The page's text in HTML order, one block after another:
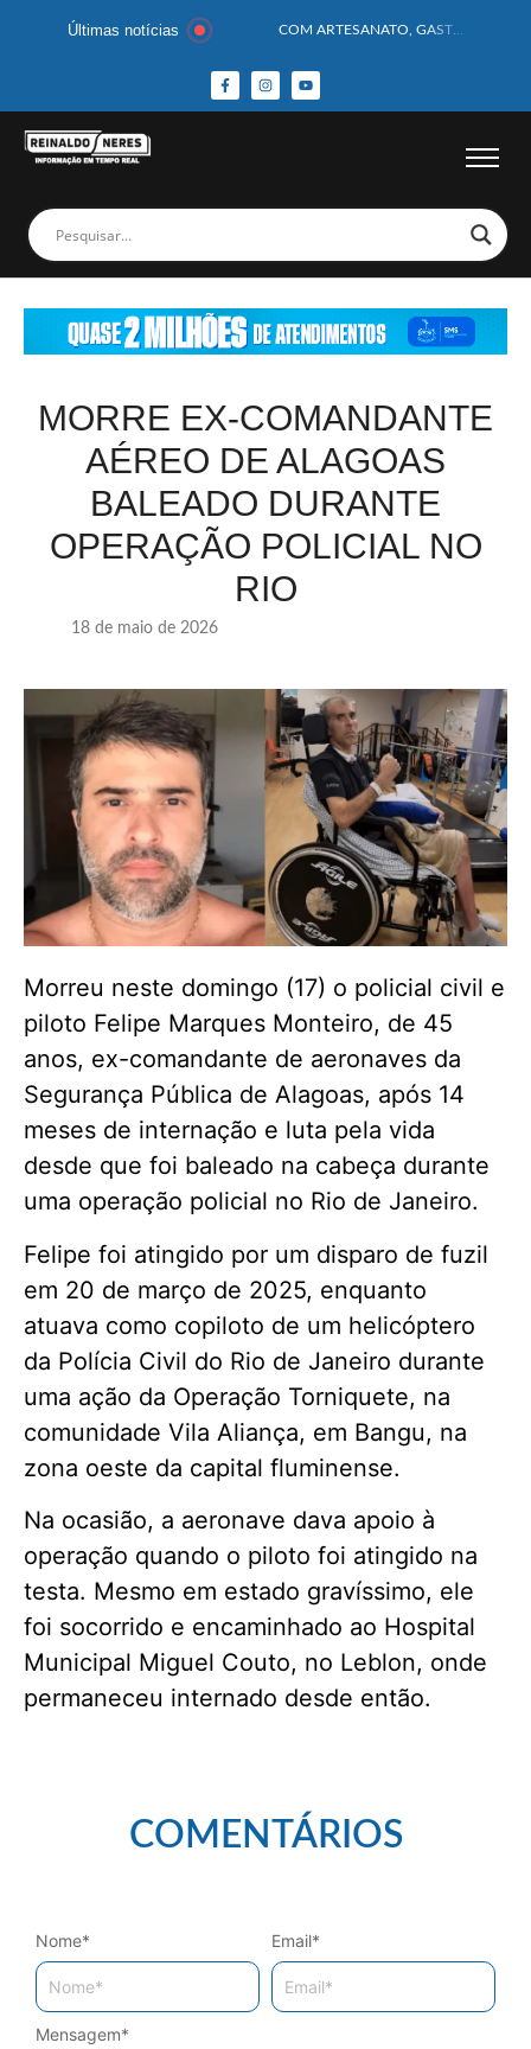
Últimas notícias
HOMEM CAI DE CACHOEIRA DE 40 METROS AO TENTAR FAZER FOTO
CORPOS DAS SEIS VÍTIMAS DE ACIDENTE COM LANCHA SÃO VELADOS; SAIBA COMO FOI
MORRE EX-COMANDANTE
AÉREO DE ALAGOAS
BALEADO DURANTE
OPERAÇÃO POLICIAL NO
RIO
18 de maio de 2026
Morreu neste domingo (17) o policial civil e
piloto Felipe Marques Monteiro, de 45
anos, ex-comandante de aeronaves da
Segurança Pública de Alagoas, após 14
meses de internação e luta pela vida
desde que foi baleado na cabeça durante
uma operação policial no Rio de Janeiro.
Felipe foi atingido por um disparo de fuzil
em 20 de março de 2025, enquanto
atuava como copiloto de um helicóptero
da Polícia Civil do Rio de Janeiro durante
uma ação da Operação Torniquete, na
comunidade Vila Aliança, em Bangu, na
zona oeste da capital fluminense.
Na ocasião, a aeronave dava apoio à
operação quando o piloto foi atingido na
testa. Mesmo em estado gravíssimo, ele
foi socorrido e encaminhado ao Hospital
Municipal Miguel Couto, no Leblon, onde
permaneceu internado desde então.
COMENTÁRIOS
Mensagem*
Nome* Email*